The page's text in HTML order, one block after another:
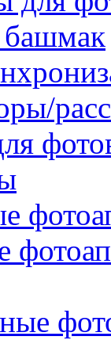
башмак